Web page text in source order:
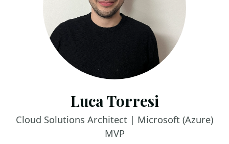
Luca Torresi
Cloud Solutions Architect | Microsoft (Azure)
MVP